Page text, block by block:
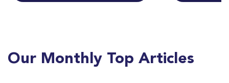
Our Monthly Top Articles